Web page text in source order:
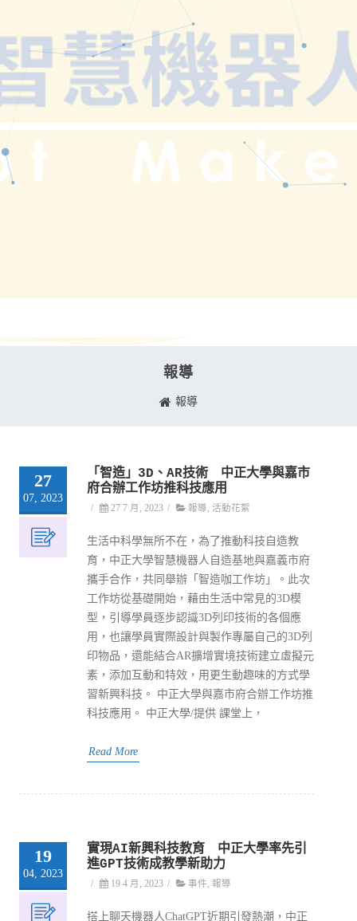
報導
報導
27
07, 2023
「智造」3D、AR技術 中正大學與嘉市
府合辦工作坊推科技應用
/ 27 7 月, 2023 / 報導 活動花絮
生活中科學無所不在，為了推動科技自造教
育，中正大學智慧機器人自造基地與嘉義市府
攜手合作，共同舉辦「智造咖工作坊」。此次
工作坊從基礎開始，藉由生活中常見的3D模
型，引導學員逐步認識3D列印技術的各個應
用，也讓學員實際設計與製作專屬自己的3D列
印物品，還能結合AR擴增實境技術建立虛擬元
素，添加互動和特效，用更生動趣味的方式學
習新興科技。 中正大學與嘉市府合辦工作坊推
科技應用。 中正大學/提供 課堂上，
Read More
19
04, 2023
實現AI新興科技教育 中正大學率先引
進GPT技術成教學新助力
/ 19 4 月, 2023 / 事件 報導
搭上聊天機器人ChatGPT近期引發熱潮，中正